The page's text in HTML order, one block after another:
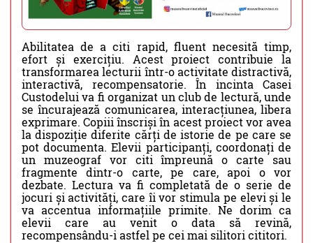
Abilitatea de a citi rapid, fluent necesită timp,
efort și exercițiu. Acest proiect contribuie la
transformarea lecturii într-o activitate distractivă,
interactivă, recompensatorie. În incinta Casei
Custodelui va fi organizat un club de lectură, unde
se încurajează comunicarea, interacțiunea, libera
exprimare. Copiii înscriși în acest proiect vor avea
la dispoziție diferite cărți de istorie de pe care se
pot documenta. Elevii participanți, coordonați de
un muzeograf vor citi împreună o carte sau
fragmente dintr-o carte, pe care, apoi o vor
dezbate. Lectura va fi completată de o serie de
jocuri și activități, care îi vor stimula pe elevi și le
va accentua informațiile primite. Ne dorim ca
elevii care au venit o data să revină,
recompensându-i astfel pe cei mai silitori cititori.